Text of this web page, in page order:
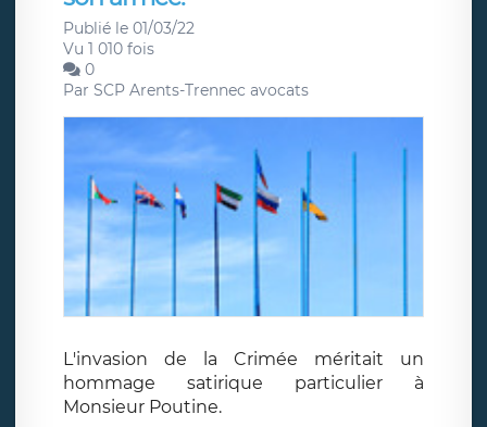
Publié le 01/03/22
Vu 1 010 fois
0
Par SCP Arents-Trennec avocats
L'invasion de la Crimée méritait un
hommage satirique particulier à
Monsieur Poutine.